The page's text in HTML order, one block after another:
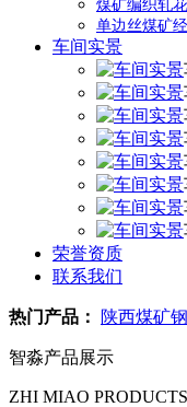
煤矿编织轧
单边丝煤矿
车间实景
荣誉资质
联系我们
热门产品： 陕西煤矿
智淼产品展示
ZHI MIAO PRODUCTS